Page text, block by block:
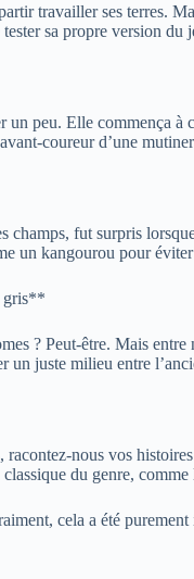
travailler ses terres.
sa propre version du
peu. Elle commença à
coureur d’une
champs, fut surpris
un kangourou pour
gris**
? Peut-être. Mais
un juste milieu entre
nous vos
du genre,
cela a été